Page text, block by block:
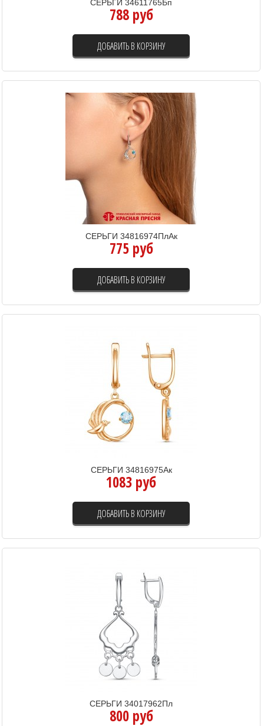
СЕРЬГИ 34611765Бп
788 руб
ДОБАВИТЬ В КОРЗИНУ
СЕРЬГИ 34816974ПлАк
775 руб
ДОБАВИТЬ В КОРЗИНУ
СЕРЬГИ 34816975Ак
1083 руб
ДОБАВИТЬ В КОРЗИНУ
СЕРЬГИ 34017962Пл
800 руб